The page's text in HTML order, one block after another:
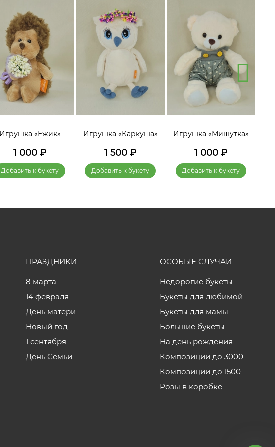
Игрушка «Ёжик»
1 000 ₽
Добавить к букету
Игрушка «Каркуша»
1 500 ₽
Добавить к букету
Игрушка «Мишутка»
1 000 ₽
Добавить к букету
ПРАЗДНИКИ
8 марта
14 февраля
День матери
Новый год
1 сентября
День Семьи
ОСОБЫЕ СЛУЧАИ
Недорогие букеты
Букеты для любимой
Букеты для мамы
Большие букеты
На день рождения
Композиции до 3000
Композиции до 1500
Розы в коробке